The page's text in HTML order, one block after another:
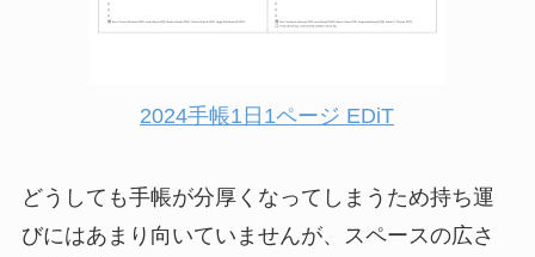
2024手帳1日1ページ EDiT
どうしても手帳が分厚くなってしまうため持ち運
びにはあまり向いていませんが、スペースの広さ